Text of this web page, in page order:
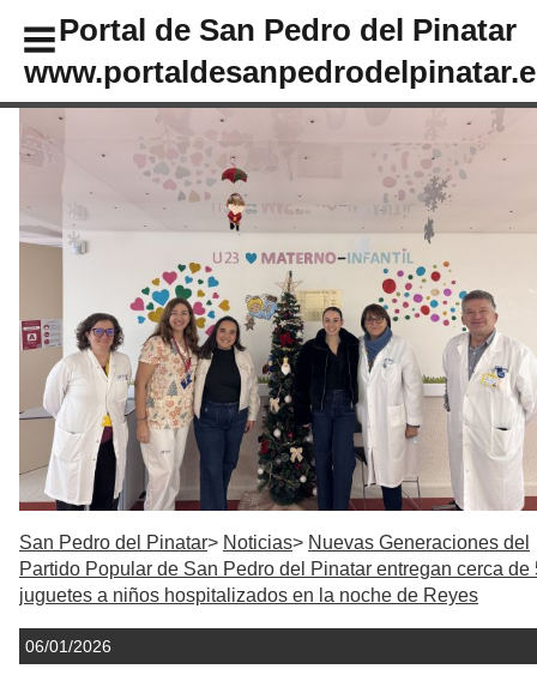
Portal de San Pedro del Pinatar
San Pedro del Pinatar Noticias
Nuevas Generaciones del
Partido Popular de San Pedro del Pinatar entregan cerca de
juguetes a niños hospitalizados en la noche de Reyes
06/01/2026